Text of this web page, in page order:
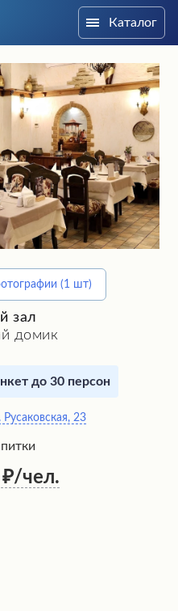
Каталог
(1 шт)
зал
домик
до 30 персон
23
/чел.